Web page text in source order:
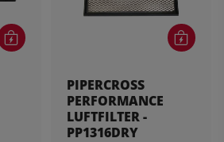
PIPERCROSS
PERFORMANCE
LUFTFILTER -
PP1316DRY